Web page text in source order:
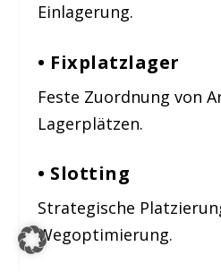
Einlagerung.
• Fixplatzlager
Feste Zuordnung von
Lagerplätzen.
• Slotting
Strategische
Wegoptimierung.